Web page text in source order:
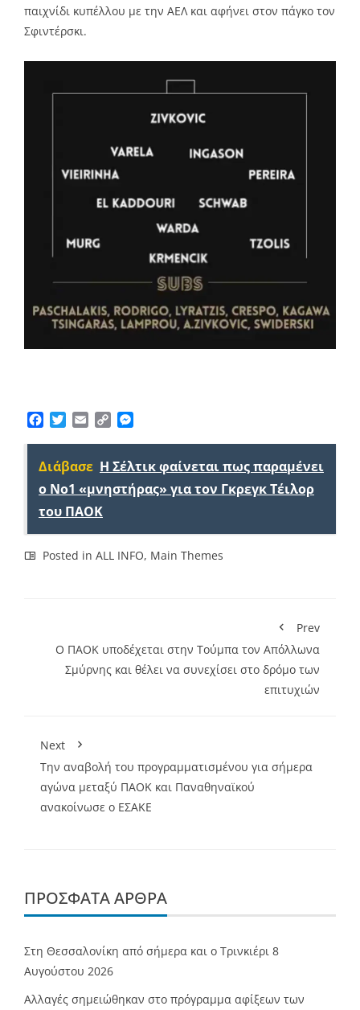
παιχνίδι κυπέλλου με την ΑΕΛ και αφήνει στον πάγκο τον
Σφιντέρσκι.
Facebook
TwitterEmailCopy
Διάβασε Η Σέλτικ φαίνεται πως παραμένει
ο Νο1 «μνηστήρας» για τον Γκρεγκ Τέιλορ
του ΠΑΟΚ
Posted in ALL INFO, Main Themes
Prev
Ο ΠΑΟΚ υποδέχεται στην Τούμπα τον Απόλλωνα
Σμύρνης και θέλει να συνεχίσει στο δρόμο των
επιτυχιών
Next
Την αναβολή του προγραμματισμένου για σήμερα
αγώνα μεταξύ ΠΑΟΚ και Παναθηναϊκού
ανακοίνωσε ο ΕΣΑΚΕ
ΠΡΌΣΦΑΤΑ ΆΡΘΡΑ
Στη Θεσσαλονίκη από σήμερα και ο Τρινκιέρι 8
Αυγούστου 2026
Αλλαγές σημειώθηκαν στο πρόγραμμα αφίξεων των